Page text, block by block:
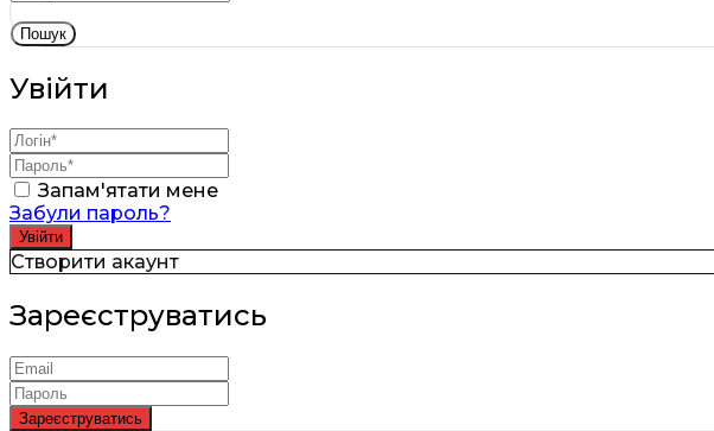
Пошук
Увійти
Запам'ятати мене
Забули пароль?
Створити акаунт
Зареєструватись